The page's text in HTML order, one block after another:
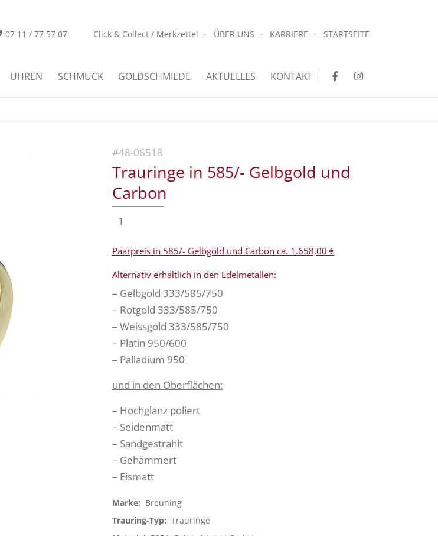
"offcanvas-col2" existiert leider nicht.
Click & Collect / Merkzettel ÜBER UNS KARRIERE STARTSEITE
07 11 / 77 57 07
UHREN SCHMUCK GOLDSCHMIEDE AKTUELLES KONTAKT
#48-06518
Trauringe in 585/- Gelbgold und
Carbon
1
Paarpreis in 585/- Gelbgold und Carbon ca. 1.658,00 €
Alternativ erhältlich in den Edelmetallen:
– Gelbgold 333/585/750
– Rotgold 333/585/750
– Weissgold 333/585/750
– Platin 950/600
– Palladium 950
und in den Oberflächen:
– Hochglanz poliert
– Seidenmatt
– Sandgestrahlt
– Gehämmert
– Eismatt
Marke: Breuning
Trauring-Typ: Trauringe